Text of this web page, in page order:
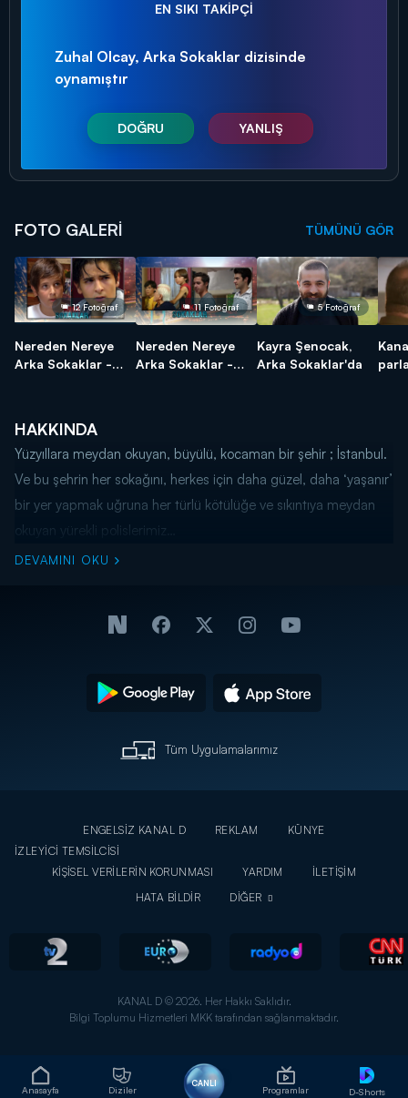
Anasayfa Diziler
CANLI
Programlar D-Shorts
EN SIKI TAKİPÇİ
Zuhal Olcay, Arka Sokaklar dizisinde
oynamıştır
DOĞRU YANLIŞ
FOTO GALERİ TÜMÜNÜ GÖR
12 Fotoğraf
Nereden Nereye
Arka Sokaklar -
11 Fotoğraf
Nereden Nereye
Arka Sokaklar -
5 Fotoğraf
Kayra Şenocak,
Arka Sokaklar'da
HAKKINDA
Yüzyıllara meydan okuyan, büyülü, kocaman bir şehir ; İstanbul.
Ve bu şehrin her sokağını, herkes için daha güzel, daha ‘yaşanır’
bir yer yapmak uğruna her türlü kötülüğe ve sıkıntıya meydan
okuyan yürekli polislerimiz…
DEVAMINI OKU
Tüm Uygulamalarımız
ENGELSİZ KANAL D REKLAM
KÜNYE
İZLEYİCİ TEMSİLCİSİ
KİŞİSEL VERİLERİN KORUNMASI
YARDIM
İLETİŞİM
HATA BİLDİR
DİĞER
KANAL D © 2026. Her Hakkı Saklıdır.
Bilgi Toplumu Hizmetleri MKK tarafından sağlanmaktadır.